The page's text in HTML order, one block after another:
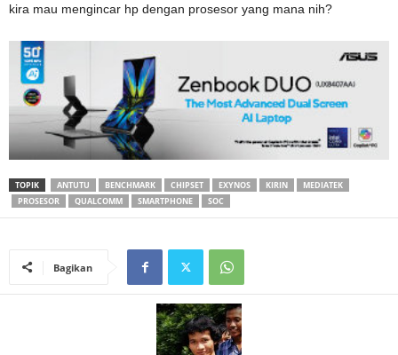
kira mau mengincar hp dengan prosesor yang mana nih?
TOPIK ANTUTU BENCHMARK CHIPSET EXYNOS KIRIN
MEDIATEK
PROSESOR
QUALCOMM SMARTPHONE SOC
Bagikan